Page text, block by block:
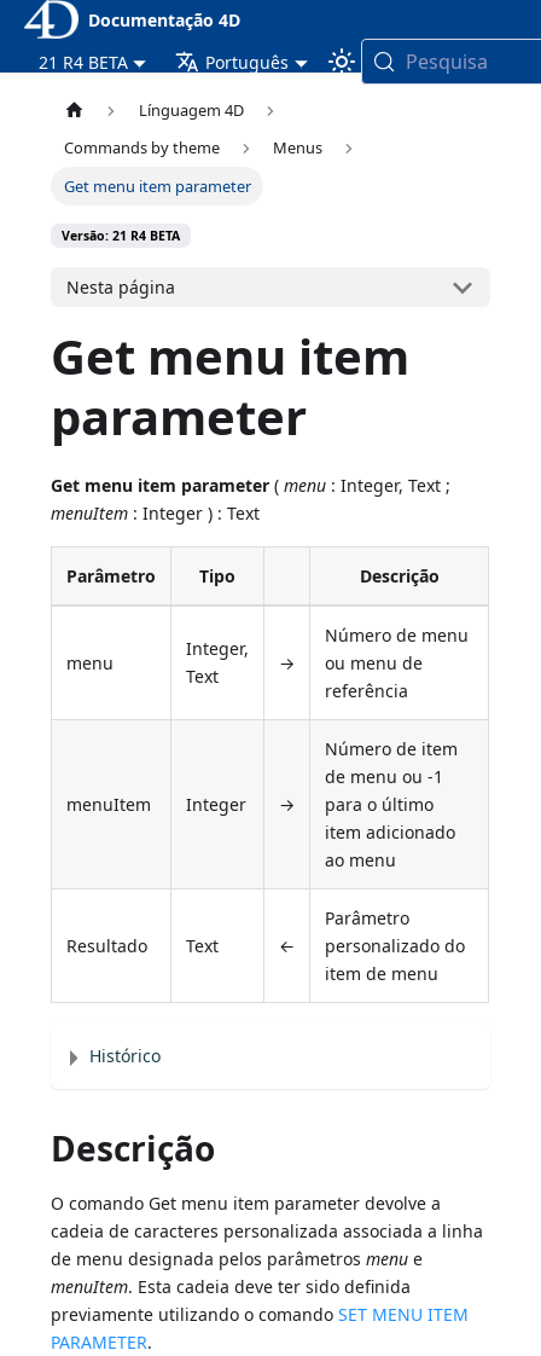
Documentação 4D
21 R4 BETA
Português Pesquisa
Línguagem 4D
Commands by theme
Menus
Get menu item parameter
Versão: 21 R4 BETA
Nesta página
Get menu item
parameter
Get menu item parameter (menu : Integer, Text ;
menuItem : Integer ) : Text
Parâmetro Tipo Descrição
menu
Integer,
Text
→
Número de menu
ou menu de
referência
menuItem Integer →
Número de item
de menu ou -1
para o último
item adicionado
ao menu
Resultado Text ←
Parâmetro
personalizado do
item de menu
Histórico
Descrição
O comando Get menu item parameter devolve a
cadeia de caracteres personalizada associada a linha
de menu designada pelos parâmetrosmenu e
menuItem. Esta cadeia deve ter sido definida
previamente utilizando o comandoSET MENU ITEM
PARAMETER.